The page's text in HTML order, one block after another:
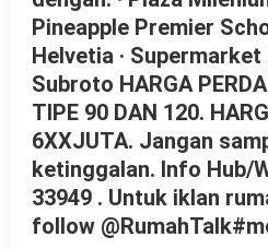
Pineapple Premier
Helvetia ·
Subroto HARGA
TIPE 90 DAN 120.
6XXJUTA. Jangan
ketinggalan. Info Hub/
33949 . Untuk iklan
follow